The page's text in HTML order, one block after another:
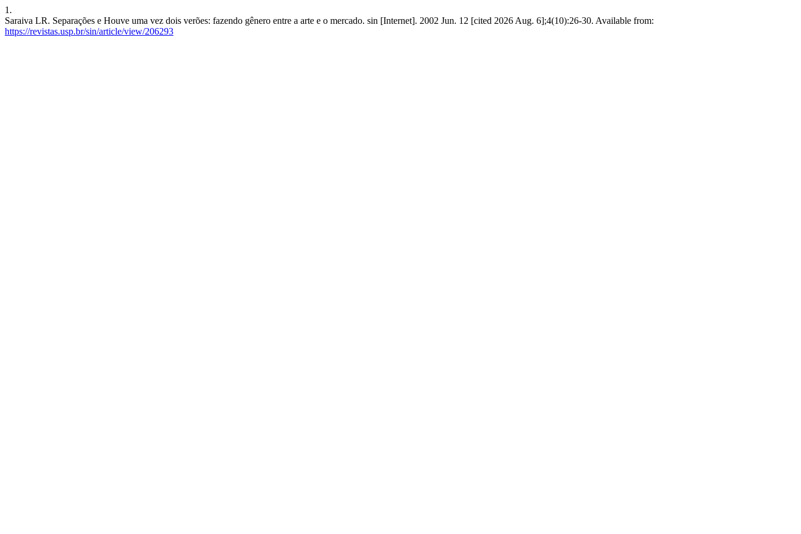
1.
Saraiva LR. Separações e Houve uma vez dois verões: fazendo gênero entre a arte e o mercado. sin [Internet]. 2002 Jun. 12 [cited 2026 Aug. 6];4(10):26-30. Available from:
https://revistas.usp.br/sin/article/view/206293